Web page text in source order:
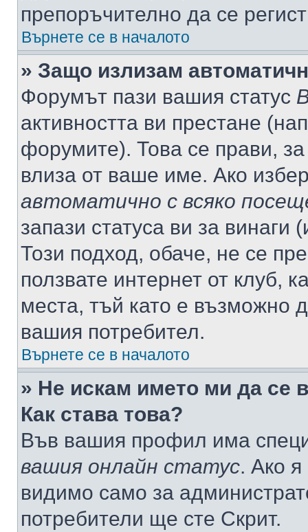
препоръчително да се
Върнете се в началото
» Защо излизам
Форумът пази вашия статус
активността ви престане
форумите). Това се прави,
влиза от ваше име. Ако
автоматично с всяко
запази статуса ви за винаги
Този подход, обаче, не се
ползвате интернет от клуб,
места, тъй като е възможно
вашия потребител.
Върнете се в началото
» Не искам името ми да се
Как става това?
Във вашия профил има
вашия онлайн статус. Ако
видимо само за
потребители ще сте Скрит.